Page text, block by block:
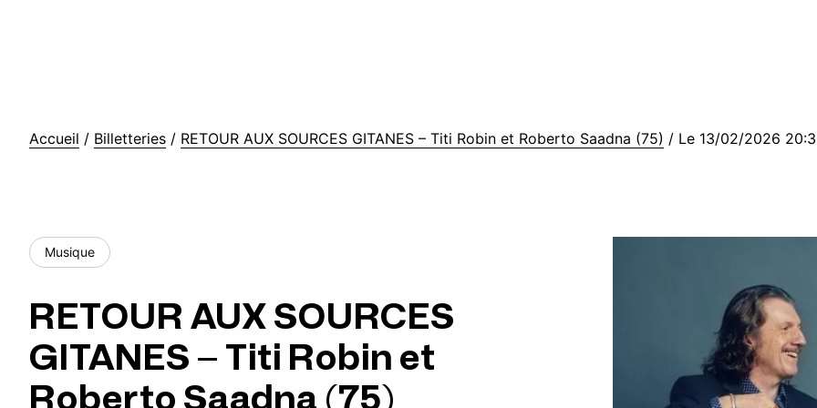
Accueil / Billetteries / RETOUR AUX SOURCES GITANES – Titi Robin et Roberto Saadna (75) / Le 13/02/2026
Musique
RETOUR AUX SOURCES
GITANES – Titi Robin et
Roberto Saadna (75)